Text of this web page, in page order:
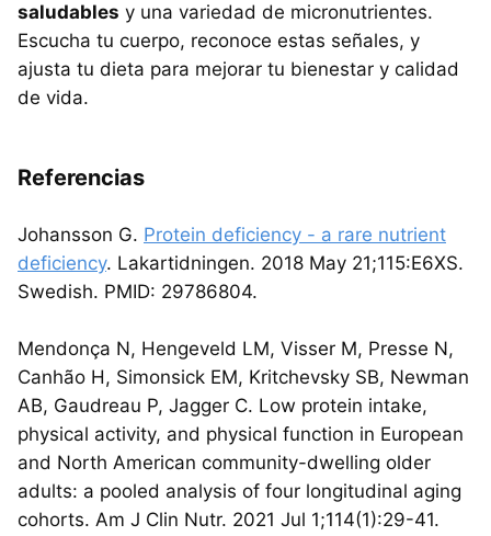
saludables y una variedad de micronutrientes.
Escucha tu cuerpo, reconoce estas señales, y
ajusta tu dieta para mejorar tu bienestar y calidad
de vida.
Referencias
Johansson G. Protein deficiency - a rare nutrient
deficiency. Lakartidningen. 2018 May 21;115:E6XS.
Swedish. PMID: 29786804.
Mendonça N, Hengeveld LM, Visser M, Presse N,
Canhão H, Simonsick EM, Kritchevsky SB, Newman
AB, Gaudreau P, Jagger C. Low protein intake,
physical activity, and physical function in European
and North American community-dwelling older
adults: a pooled analysis of four longitudinal aging
cohorts. Am J Clin Nutr. 2021 Jul 1;114(1):29-41.